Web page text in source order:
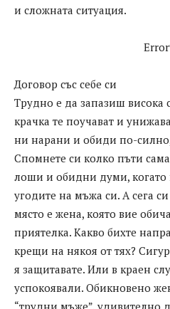
и сложната ситуация.
Договор със себе си
Трудно е да запазиш висока
крачка те поучават и
ни нарани и обиди по-
Спомнете си колко пъти
лоши и обидни думи, когато
угодите на мъжа си. А сега
място е жена, която вие
приятелка. Какво бихте
крещи на някоя от тях?
я защитавате. Или в краен
успокоявали. Обикновено